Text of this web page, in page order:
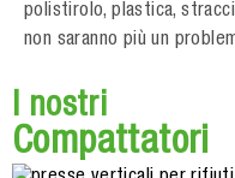
polistirolo, plastica,
non saranno più un
I nostri
Compattatori